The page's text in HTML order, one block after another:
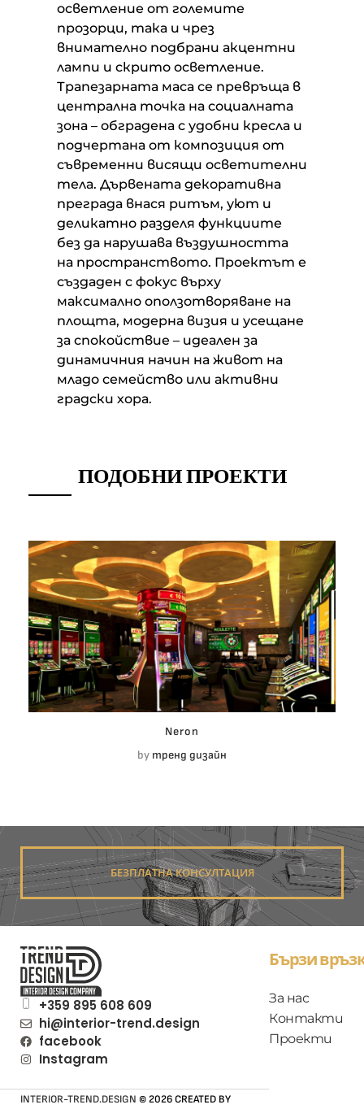
осветление от големите
прозорци, така и чрез
внимателно подбрани акцентни
лампи и скрито осветление.
Трапезарната маса се превръща в
централна точка на социалната
зона – обградена с удобни кресла и
подчертана от композиция от
съвременни висящи осветителни
тела. Дървената декоративна
преграда внася ритъм, уют и
деликатно разделя функциите
без да нарушава въздушността
на пространството. Проектът е
създаден с фокус върху
максимално оползотворяване на
площта, модерна визия и усещане
за спокойствие – идеален за
динамичния начин на живот на
младо семейство или активни
градски хора.
ПОДОБНИ ПРОЕКТИ
Neron
by тренд дизайн
БЕЗПЛАТНА КОНСУЛТАЦИЯ
+359 895 608 609
hi@interior-trend.design
facebook
Instagram
Бързи
За нас
Контакти
Проекти
INTERIOR-TREND.DESIGN © 2026 CREATED BY